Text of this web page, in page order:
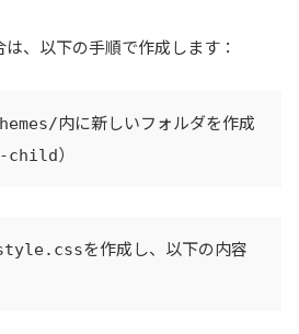
、以下の手順で作成します：
内に新しいフォルダを作成
child）
を作成し、以下の内容